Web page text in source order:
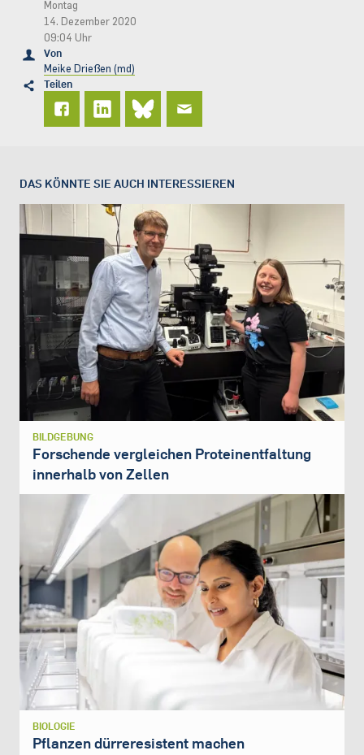
Montag
14. Dezember 2020
09:04 Uhr
Von
Meike Drießen (md)
Teilen
DAS KÖNNTE SIE AUCH INTERESSIEREN
BILDGEBUNG
Forschende vergleichen Proteinentfaltung
innerhalb von Zellen
BIOLOGIE
Pflanzen dürreresistent machen